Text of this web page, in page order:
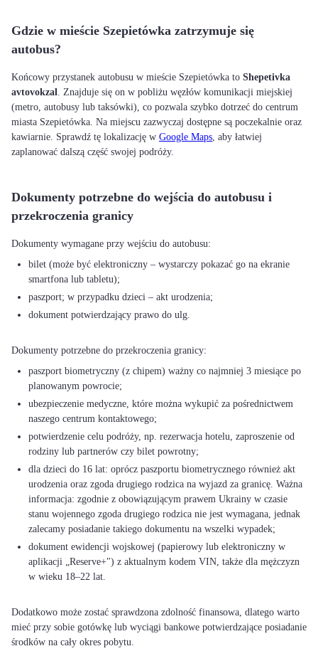
Gdzie w mieście Szepietówka zatrzymuje się
autobus?
Końcowy przystanek autobusu w mieście Szepietówka to Shepetivka
avtovokzal. Znajduje się on w pobliżu węzłów komunikacji miejskiej
(metro, autobusy lub taksówki), co pozwala szybko dotrzeć do centrum
miasta Szepietówka. Na miejscu zazwyczaj dostępne są poczekalnie oraz
kawiarnie. Sprawdź tę lokalizację w Google Maps, aby łatwiej
zaplanować dalszą część swojej podróży.
Dokumenty potrzebne do wejścia do autobusu i
przekroczenia granicy
bilet (może być elektroniczny – wystarczy pokazać go na ekranie
smartfona lub tabletu);
paszport; w przypadku dzieci – akt urodzenia;
dokument potwierdzający prawo do ulg.
paszport biometryczny (z chipem) ważny co najmniej 3 miesiące po
planowanym powrocie;
ubezpieczenie medyczne, które można wykupić za pośrednictwem
naszego centrum kontaktowego;
potwierdzenie celu podróży, np. rezerwacja hotelu, zaproszenie od
rodziny lub partnerów czy bilet powrotny;
dla dzieci do 16 lat: oprócz paszportu biometrycznego również akt
urodzenia oraz zgoda drugiego rodzica na wyjazd za granicę. Ważna
informacja: zgodnie z obowiązującym prawem Ukrainy w czasie
stanu wojennego zgoda drugiego rodzica nie jest wymagana, jednak
zalecamy posiadanie takiego dokumentu na wszelki wypadek;
dokument ewidencji wojskowej (papierowy lub elektroniczny w
aplikacji „Reserve+") z aktualnym kodem VIN, także dla mężczyzn
w wieku 18–22 lat.
Dodatkowo może zostać sprawdzona zdolność finansowa, dlatego warto
mieć przy sobie gotówkę lub wyciągi bankowe potwierdzające posiadanie
środków na cały okres pobytu.